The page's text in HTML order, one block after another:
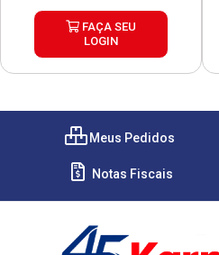
FAÇA SEU
LOGIN
Meus Pedidos
Notas Fiscais